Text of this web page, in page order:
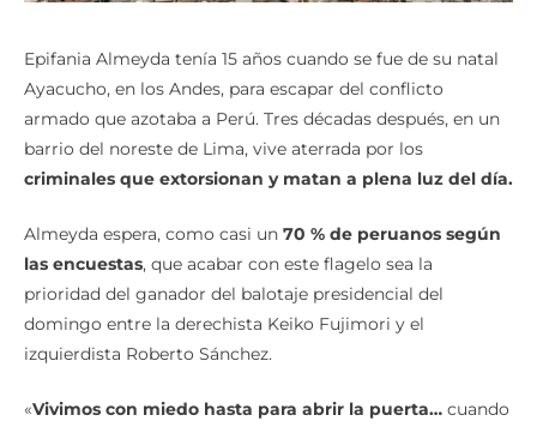
Epifania Almeyda tenía 15 años cuando se fue de su natal
Ayacucho, en los Andes, para escapar del conflicto
armado que azotaba a Perú. Tres décadas después, en un
barrio del noreste de Lima, vive aterrada por los
criminales que extorsionan y matan a plena luz del día.
Almeyda espera, como casi un 70 % de peruanos según
las encuestas, que acabar con este flagelo sea la
prioridad del ganador del balotaje presidencial del
domingo entre la derechista Keiko Fujimori y el
izquierdista Roberto Sánchez.
«Vivimos con miedo hasta para abrir la puerta… cuando